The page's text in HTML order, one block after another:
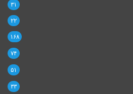
۳۱
۲۲
۱۶۸
۷۴
۵۱
۳۳